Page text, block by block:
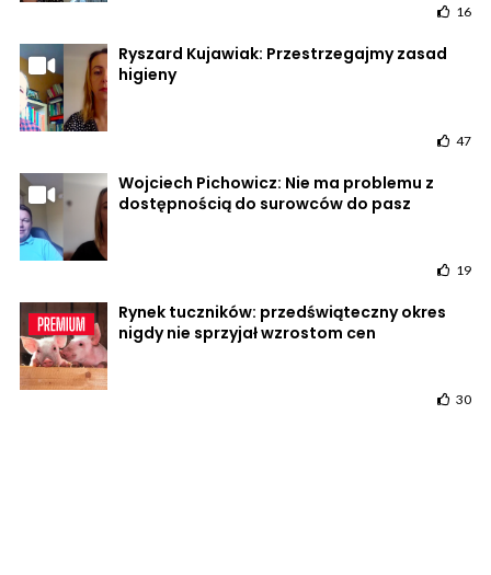
16
Ryszard Kujawiak: Przestrzegajmy zasad
higieny
47
Wojciech Pichowicz: Nie ma problemu z
dostępnością do surowców do pasz
19
Rynek tuczników: przedświąteczny okres
nigdy nie sprzyjał wzrostom cen
30